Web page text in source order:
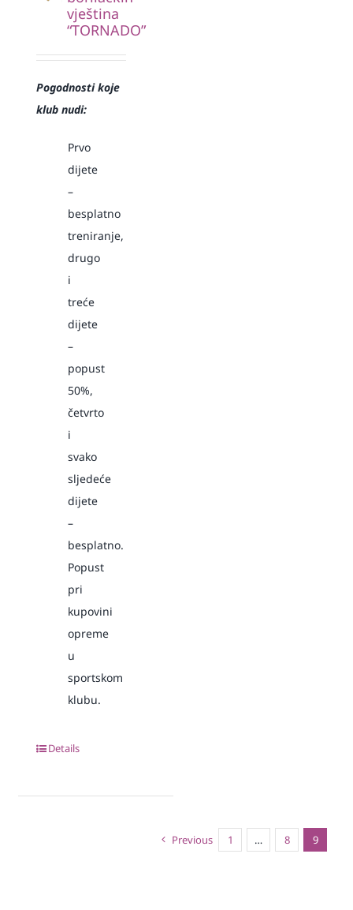
vještina
“TORNADO”
Pogodnosti koje
klub nudi:
Prvo
dijete
–
besplatno
treniranje,
drugo
i
treće
dijete
–
popust
50%,
četvrto
i
svako
sljedeće
dijete
–
besplatno.
Popust
pri
kupovini
opreme
u
sportskom
klubu.
Details
Previous 1 … 8 9